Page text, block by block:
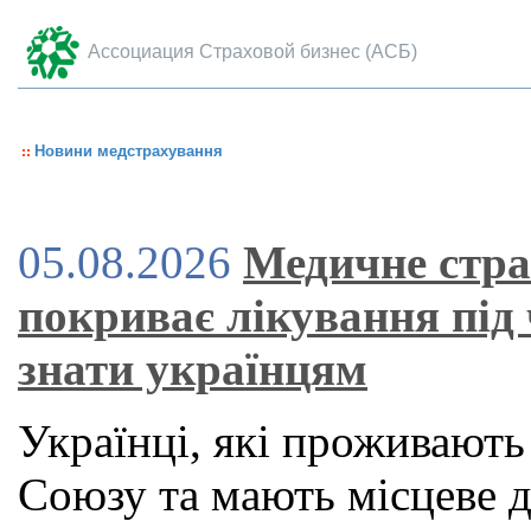
Ассоциация Страховой бизнес (АСБ)
Новини медстрахування
05.08.2026 Медичне
покриває лікування
знати українцям
Українці, які
Союзу та мають місцеве